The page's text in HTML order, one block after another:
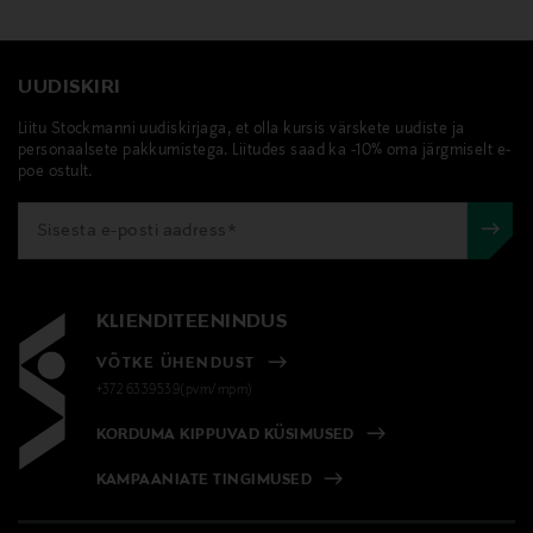
UUDISKIRI
Liitu Stockmanni uudiskirjaga, et olla kursis värskete uudiste ja
personaalsete pakkumistega. Liitudes saad ka -10% oma järgmiselt e-
poe ostult.
KLIENDITEENINDUS
VÕTKE ÜHENDUST
+372 6339539(pvm/mpm)
KORDUMA KIPPUVAD KÜSIMUSED
KAMPAANIATE TINGIMUSED